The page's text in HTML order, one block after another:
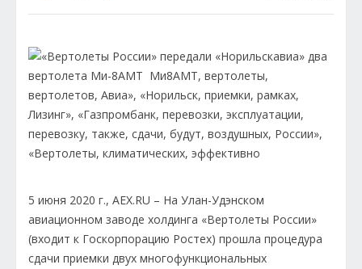
5 июня 2020 г., AEX.RU – На Улан-Удэнском
авиационном заводе холдинга «Вертолеты России»
(входит к Госкорпорацию Ростех) прошла процедура
сдачи приемки двух многофункциональных